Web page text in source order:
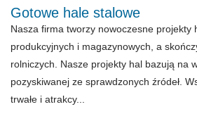
Gotowe hale stalowe
Nasza firma tworzy nowoczesne
produkcyjnych i magazynowych, a
rolniczych. Nasze projekty hal bazują na
pozyskiwanej ze sprawdzonych źródeł.
trwałe i atrakcy...